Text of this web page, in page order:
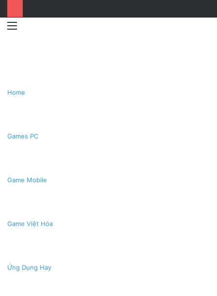
Home
Games PC
Game Mobile
Game Việt Hóa
Ứng Dụng Hay